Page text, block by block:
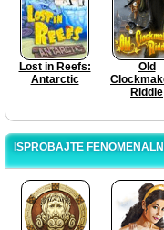
Lost in Reefs:
Antarctic
Old
Riddle
ISPROBAJTE